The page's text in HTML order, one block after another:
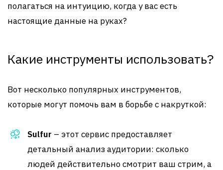
полагаться на интуицию, когда у вас есть
настоящие данные на руках?
Какие инструменты использовать?
Вот несколько популярных инструментов,
которые могут помочь вам в борьбе с накруткой:
Sulfur – этот сервис предоставляет
детальный анализ аудитории: сколько
людей действительно смотрит ваш стрим, а